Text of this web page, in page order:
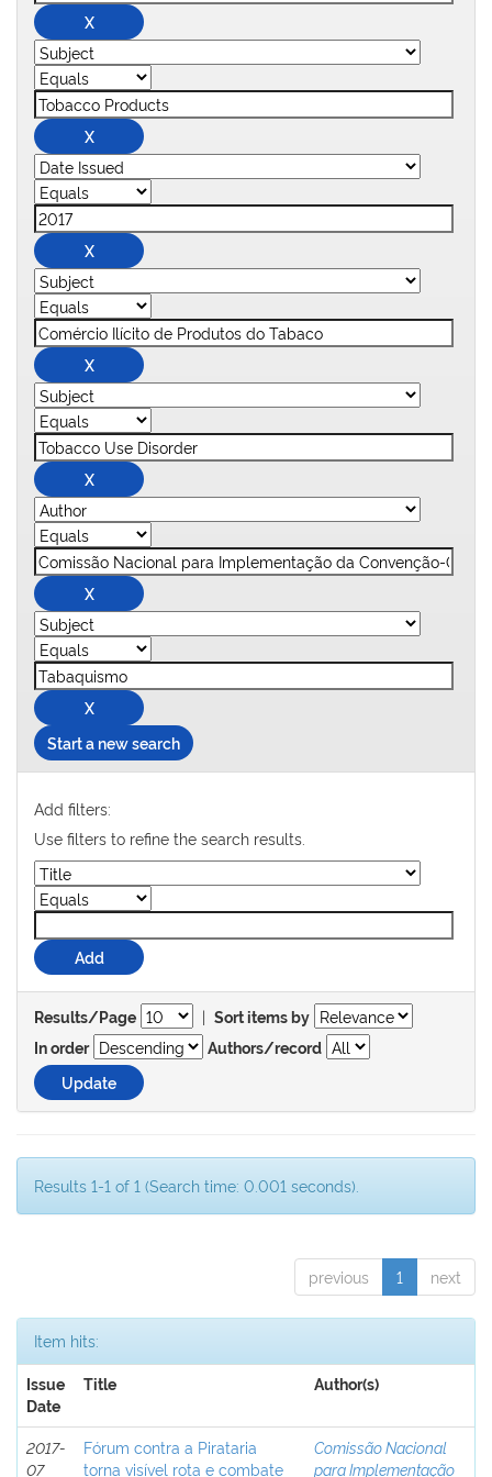
Start a new search
Add filters:
Use filters to refine the search results.
Results/Page | Sort items by
In order
Authors/record
Results 1-1 of 1 (Search time: 0.001 seconds).
previous 1 next
Item hits:
Issue
Date
Title Author(s)
2017-
07
Fórum contra a Pirataria
torna visível rota e combate
Comissão Nacional
para Implementação